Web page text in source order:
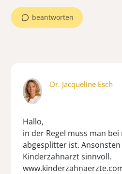
beantworten
Dr. Jacqueline Esch
Hallo,
in der Regel muss man
abgesplitter ist.
Kinderzahnarzt sinnvoll.